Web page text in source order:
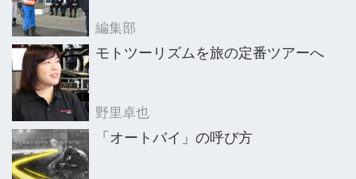
編集部
モトツーリズムを旅の定番ツアーへ
野里卓也
「オートバイ」の呼び方